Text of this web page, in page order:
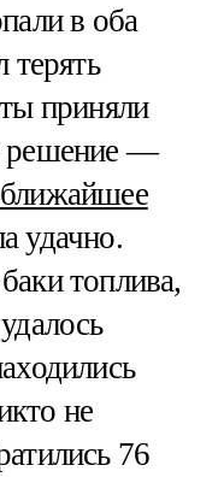
в оба
терять
приняли
решение —
удачно.
топлива,
не
76